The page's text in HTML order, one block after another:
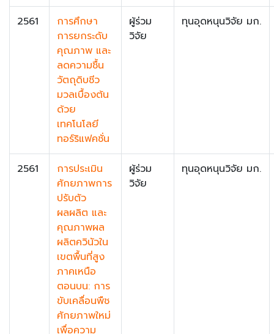
2561
การศึกษา
การยกระดับ
คุณภาพ และ
ลดความชื้น
วัตถุดิบชีว
มวลเบื้องต้น
ด้วย
เทคโนโลยี
ทอร์ริแฟคชั่น
ผู้ร่วม
วิจัย
ทุนอุดหนุนวิจัย มก.
2561
การประเมิน
ศักยภาพการ
ปรับตัว
ผลผลิต และ
คุณภาพผล
ผลิตควินัวใน
เขตพื้นที่สูง
ภาคเหนือ
ตอนบน: การ
ขับเคลื่อนพืช
ศักยภาพใหม่
เพื่อความ
ผู้ร่วม
วิจัย
ทุนอุดหนุนวิจัย มก.